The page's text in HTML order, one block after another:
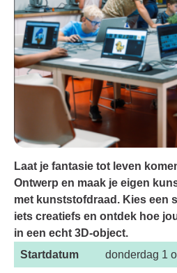
Laat je fantasie tot leven
Ontwerp en maak je eigen
met kunststofdraad. Kies een
iets creatiefs en ontdek hoe
in een echt 3D-object.
Startdatum
donderdag 1